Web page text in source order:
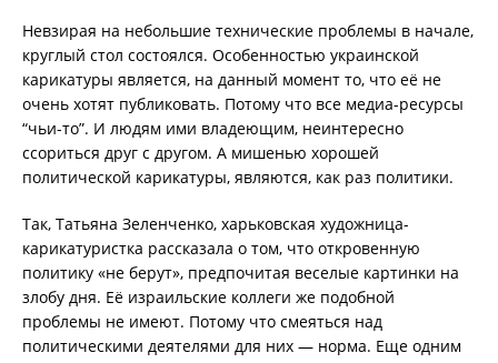
Невзирая на небольшие технические проблемы в начале,
круглый стол состоялся. Особенностью украинской
карикатуры является, на данный момент то, что её не
очень хотят публиковать. Потому что все медиа-ресурсы
“чьи-то”. И людям ими владеющим, неинтересно
ссориться друг с другом. А мишенью хорошей
политической карикатуры, являются, как раз политики.
Так, Татьяна Зеленченко, харьковская художница-
карикатуристка рассказала о том, что откровенную
политику «не берут», предпочитая веселые картинки на
злобу дня. Её израильские коллеги же подобной
проблемы не имеют. Потому что смеяться над
политическими деятелями для них — норма. Еще одним